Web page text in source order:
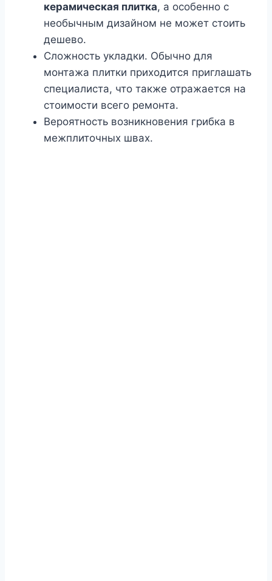
керамическая плитка, а особенно с
необычным дизайном не может стоить
дешево.
Сложность укладки. Обычно для
монтажа плитки приходится приглашать
специалиста, что также отражается на
стоимости всего ремонта.
Вероятность возникновения грибка в
межплиточных швах.